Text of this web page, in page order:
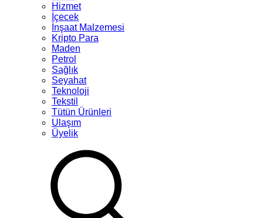
Hizmet
İçecek
İnşaat Malzemesi
Kripto Para
Maden
Petrol
Sağlık
Seyahat
Teknoloji
Tekstil
Tütün Ürünleri
Ulaşım
Üyelik